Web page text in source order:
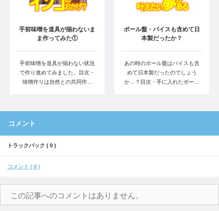
手前味噌を道具が揃わないま
ま作ってみた①
手前味噌を道具が揃わない状況
で作り進めてみました。目次・
味噌作りは自然との共同作…
ボール盤・バイスも含めて日
本製だったか？
あの時のボール盤はバイスも含
めて日本製だったのでしょう
か…？目次・手に入れたボー…
コメント
トラックバック ( 0 )
コメント ( 0 )
この記事へのコメントはありません。